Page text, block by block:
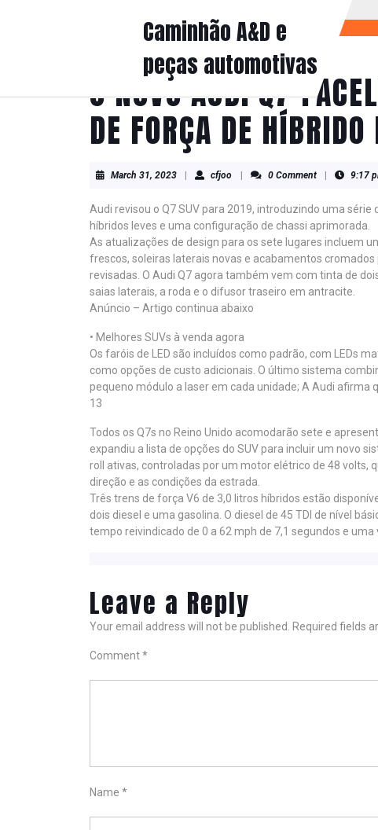
Caminhão A&D e
peças automotivas
O NOVO AUDI Q7
DE FORÇA DE HÍBRIDO
March 31, 2023March
2023
cfjoocfjoo 0 Comment 9:17
Audi revisou o Q7 SUV para 2019, introduzindo uma
híbridos leves e uma configuração de chassi aprimorada.
As atualizações de design para os sete lugares incluem
frescos, soleiras laterais novas e acabamentos
revisadas. O Audi Q7 agora também vem com tinta de
saias laterais, a roda e o difusor traseiro em antracite.
Anúncio – Artigo continua abaixo
• Melhores SUVs à venda agora
Os faróis de LED são incluídos como padrão, com LEDs
como opções de custo adicionais. O último sistema
pequeno módulo a laser em cada unidade; A Audi afirma
13
Todos os Q7s no Reino Unido acomodarão sete e
expandiu a lista de opções do SUV para incluir um novo
roll ativas, controladas por um motor elétrico de 48
direção e as condições da estrada.
Três trens de força V6 de 3,0 litros híbridos estão
dois diesel e uma gasolina. O diesel de 45 TDI de nível
tempo reivindicado de 0 a 62 mph de 7,1 segundos e
Leave a Reply
Your email address will not be published. Required fields
Comment*
Name *